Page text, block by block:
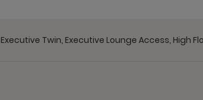
Executive Twin, Executive Lounge Access, High